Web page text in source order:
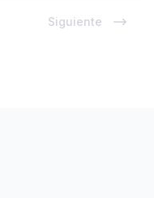
Siguiente